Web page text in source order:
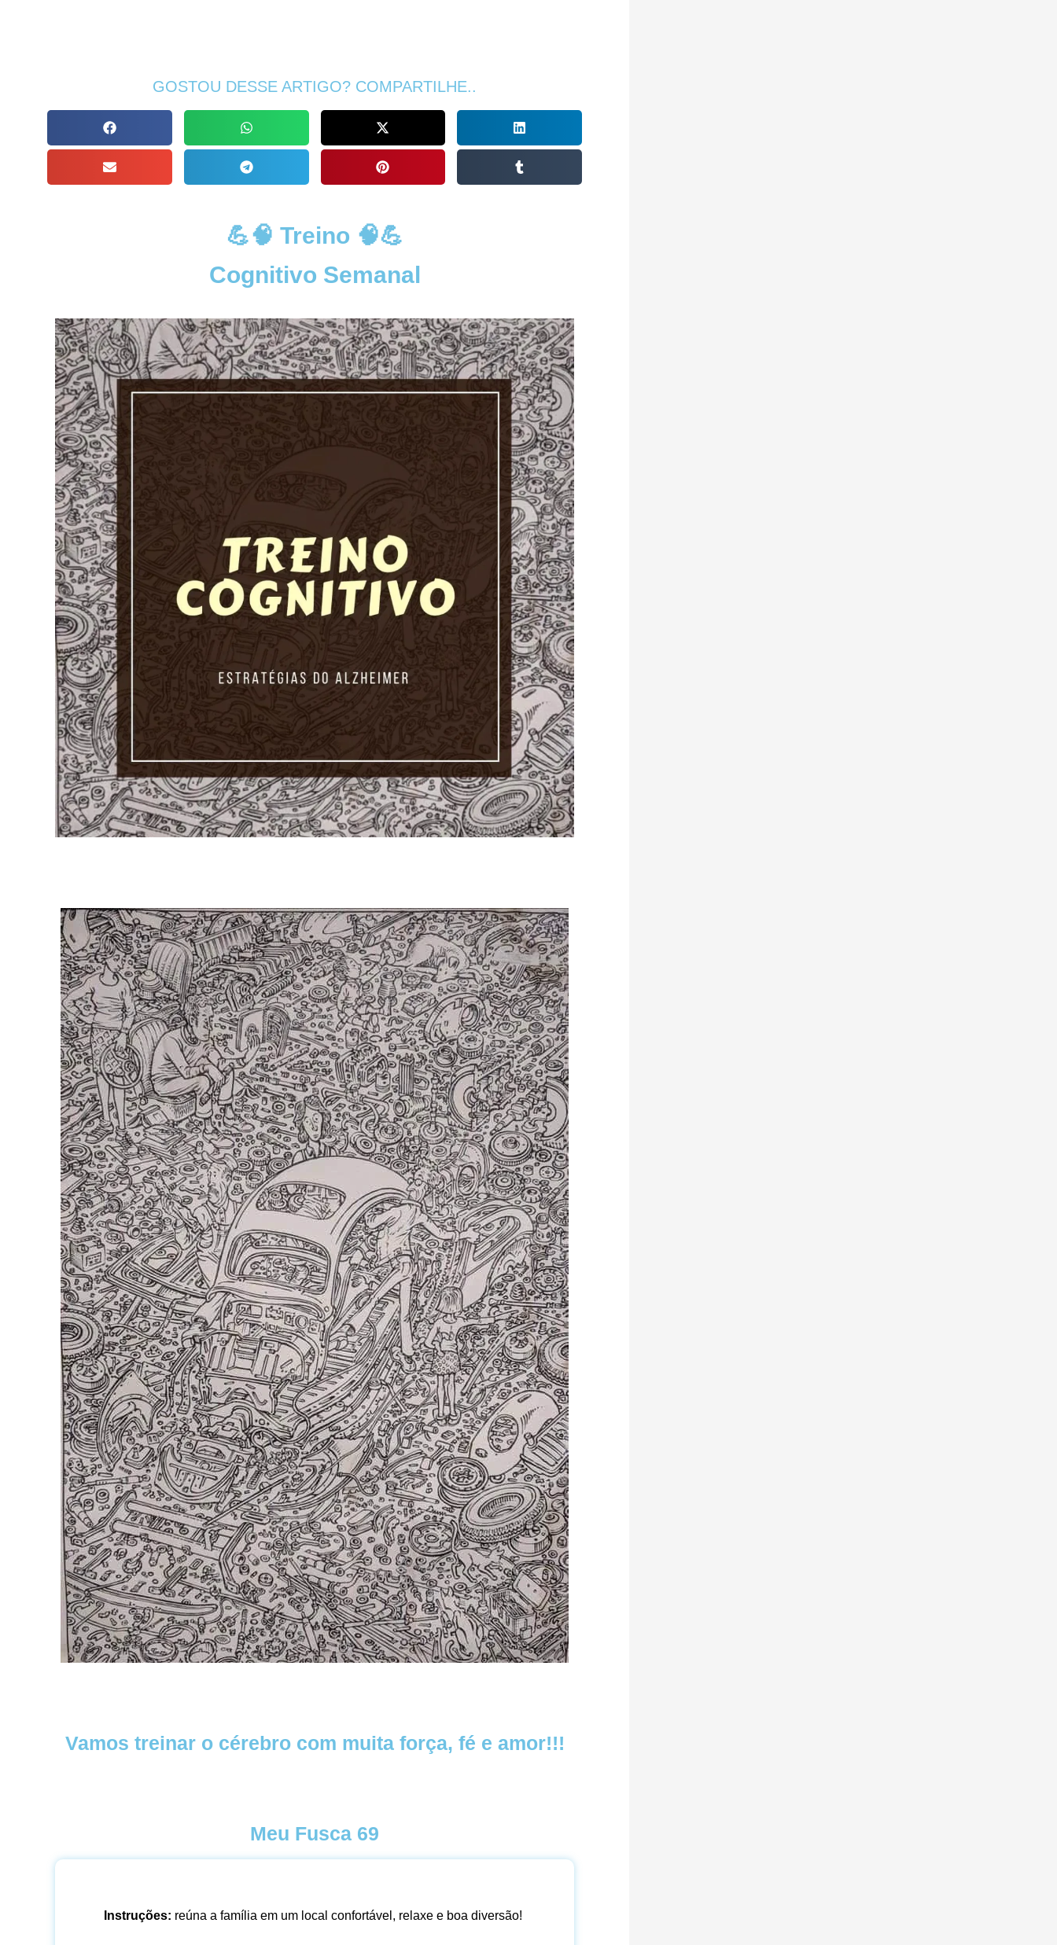
GOSTOU DESSE ARTIGO? COMPARTILHE..
💪🧠 Treino 🧠💪
Cognitivo Semanal
Vamos treinar o cérebro com muita força, fé e amor!!!
Meu Fusca 69
Instruções: reúna a família em um local confortável, relaxe e boa diversão!